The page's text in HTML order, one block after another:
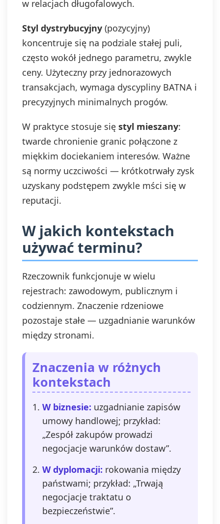
w relacjach długofalowych.
Styl dystrybucyjny (pozycyjny)
koncentruje się na podziale stałej puli,
często wokół jednego parametru, zwykle
ceny. Użyteczny przy jednorazowych
transakcjach, wymaga dyscypliny BATNA i
precyzyjnych minimalnych progów.
W praktyce stosuje się styl mieszany:
twarde chronienie granic połączone z
miękkim dociekaniem interesów. Ważne
są normy uczciwości — krótkotrwały zysk
uzyskany podstępem zwykle mści się w
reputacji.
W jakich kontekstach
używać terminu?
Rzeczownik funkcjonuje w wielu
rejestrach: zawodowym, publicznym i
codziennym. Znaczenie rdzeniowe
pozostaje stałe — uzgadnianie warunków
między stronami.
Znaczenia w różnych
kontekstach
W biznesie: uzgadnianie zapisów
umowy handlowej; przykład:
„Zespół zakupów prowadzi
negocjacje warunków dostaw”.
W dyplomacji: rokowania między
państwami; przykład: „Trwają
negocjacje traktatu o
bezpieczeństwie”.